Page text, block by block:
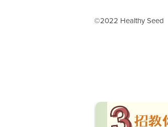
©2022 Healthy Seed